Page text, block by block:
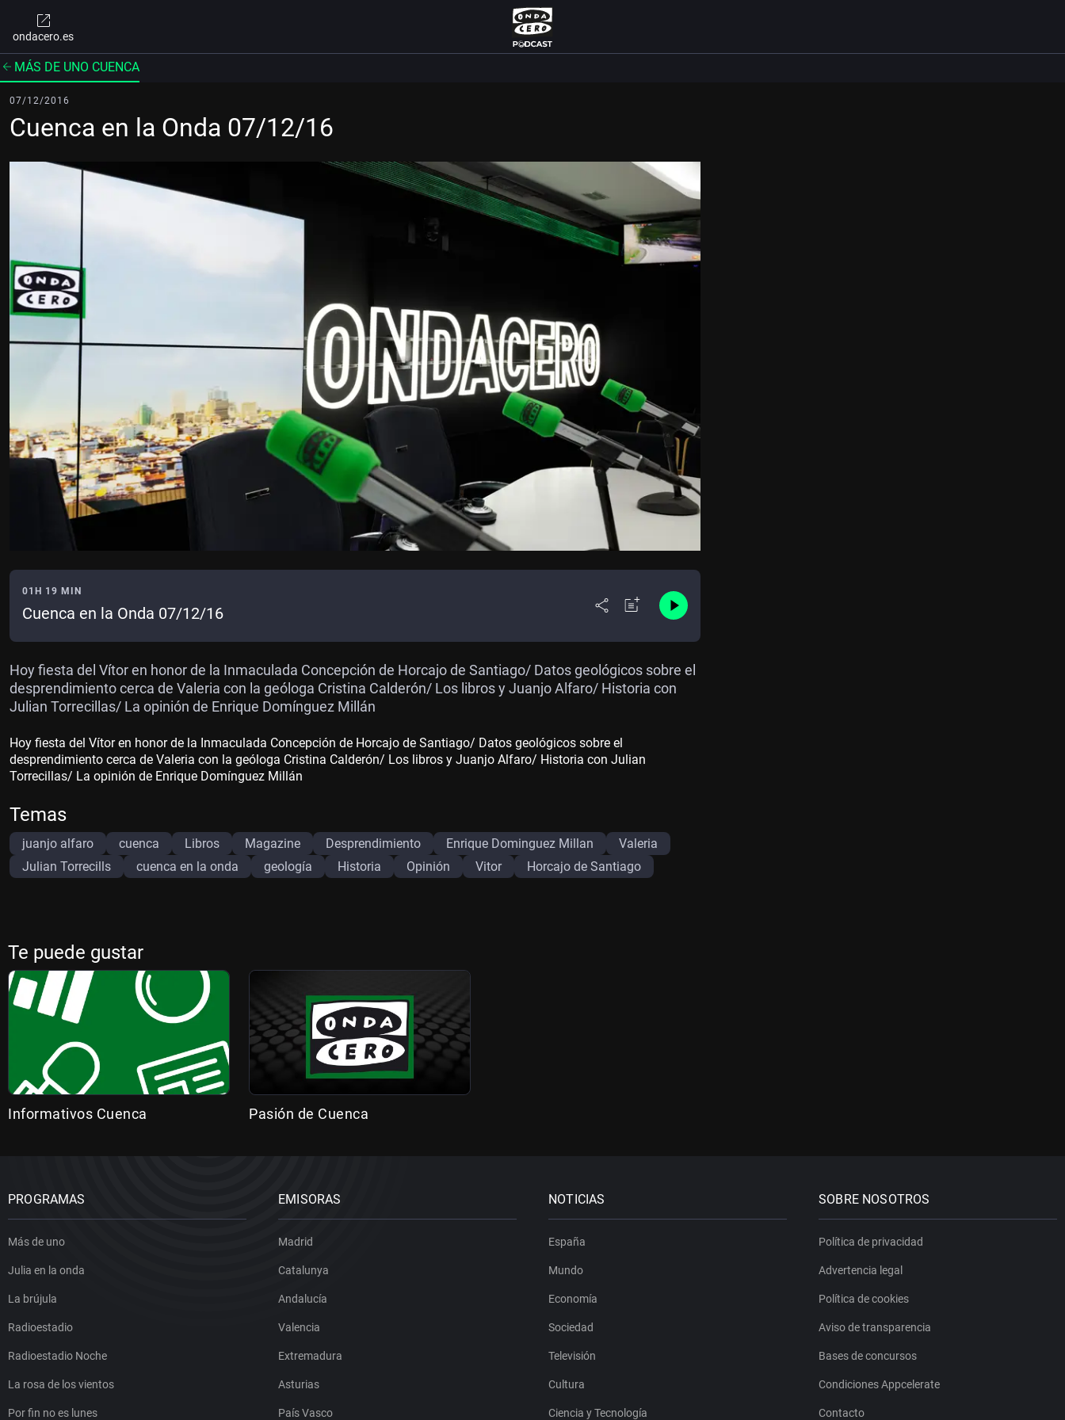
ondacero.es
MÁS DE UNO CUENCA
07/12/2016
Cuenca en la Onda 07/12/16
01H 19 MIN
Cuenca en la Onda 07/12/16
Hoy fiesta del Vítor en honor de la Inmaculada Concepción de Horcajo de Santiago/ Datos geológicos sobre el
desprendimiento cerca de Valeria con la geóloga Cristina Calderón/ Los libros y Juanjo Alfaro/ Historia con
Julian Torrecillas/ La opinión de Enrique Domínguez Millán
Hoy fiesta del Vítor en honor de la Inmaculada Concepción de Horcajo de Santiago/ Datos geológicos sobre el
desprendimiento cerca de Valeria con la geóloga Cristina Calderón/ Los libros y Juanjo Alfaro/ Historia con Julian
Torrecillas/ La opinión de Enrique Domínguez Millán
Temas
juanjo alfaro cuenca Libros Magazine Desprendimiento Enrique Dominguez Millan
Valeria
Julian Torrecills
cuenca en la onda geología Historia Opinión Vitor Horcajo de Santiago
Te puede gustar
Informativos Cuenca Pasión de Cuenca
PROGRAMAS
Más de uno
Julia en la onda
La brújula
Radioestadio
Radioestadio Noche
La rosa de los vientos
Por fin no es lunes
EMISORAS
Madrid
Catalunya
Andalucía
Valencia
Extremadura
Asturias
País Vasco
NOTICIAS
España
Mundo
Economía
Sociedad
Televisión
Cultura
Ciencia y Tecnología
SOBRE NOSOTROS
Política de privacidad
Advertencia legal
Política de cookies
Aviso de transparencia
Bases de concursos
Condiciones Appcelerate
Contacto